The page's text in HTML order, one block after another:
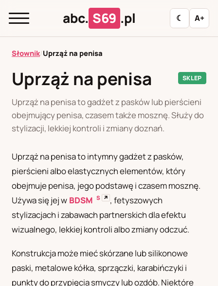
abc. S69 .pl ☾ A+
abc.
C E
J
K L M N O P R
S
T
U W Z Ł
Polityka redakcyjna
PL
Polski
RU
Русский
UA
Słownik/Uprząż na penisa
Uprząż na penisa SKLEP
Uprząż na penisa to gadżet z pasków lub pierścieni
obejmujący penisa, czasem także mosznę. Służy do
stylizacji, lekkiej kontroli i zmiany doznań.
Uprząż na penisa to intymny gadżet z pasków,
pierścieni albo elastycznych elementów, który
obejmuje penisa, jego podstawę i czasem mosznę.
Używa się jej w BDSM S ↗ , fetyszowych
stylizacjach i zabawach partnerskich dla efektu
wizualnego, lekkiej kontroli albo zmiany odczuć.
Konstrukcja może mieć skórzane lub silikonowe
paski, metalowe kółka, sprzączki, karabińczyki i
punkty do przypięcia smyczy lub ozdób. Niektóre